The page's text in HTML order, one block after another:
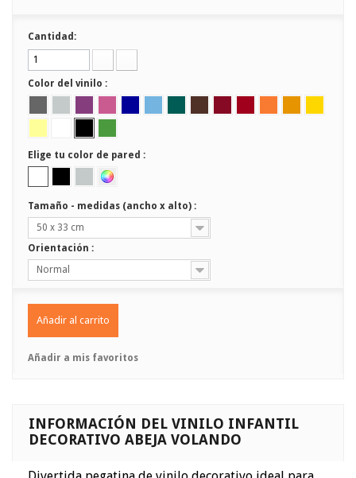
Cantidad:
Color del vinilo :
Elige tu color de pared :
Tamaño - medidas (ancho x alto) :
50 x 33 cm
Orientación :
Normal
Añadir al carrito
Añadir a mis favoritos
INFORMACIÓN DEL VINILO INFANTIL
DECORATIVO ABEJA VOLANDO